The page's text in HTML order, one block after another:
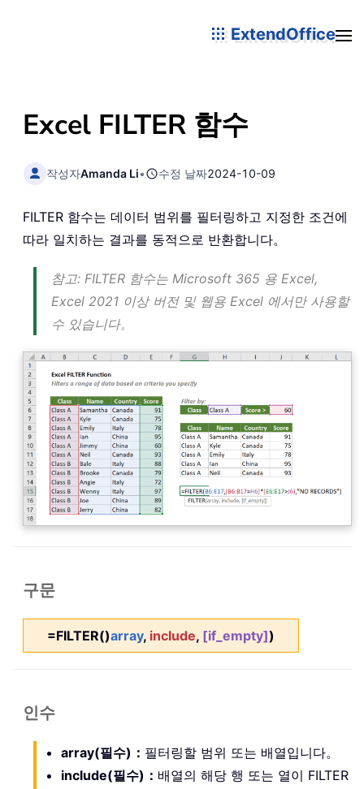
ExtendOffice
Excel FILTER 함수
작성자Amanda Li• 수정 날짜2024-10-09
FILTER 함수는 데이터 범위를 필터링하고 지정한 조건에
따라 일치하는 결과를 동적으로 반환합니다。
참고: FILTER 함수는 Microsoft 365 용 Excel,
Excel 2021 이상 버전 및 웹용 Excel 에서만 사용할
수 있습니다。
구문
=FILTER()array, include, [if_empty])
인수
array(필수)： 필터링할 범위 또는 배열입니다。
include(필수)： 배열의 해당 행 또는 열이 FILTER